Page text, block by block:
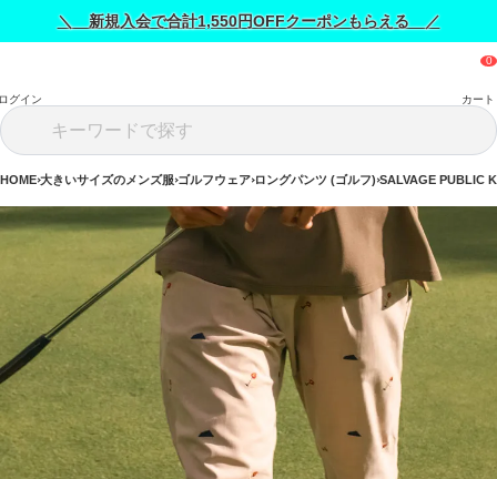
＼ 新規入会で合計1,550円OFFクーポンもらえる ／
グイン カート
HOME 大きいサイズのメンズ服 ゴルフウェア ロングパンツ (ゴルフ) SALVAGE PUBLIC